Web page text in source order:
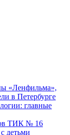
«Ленфильма»,
в Петербурге
главные
ТИК № 16
детьми